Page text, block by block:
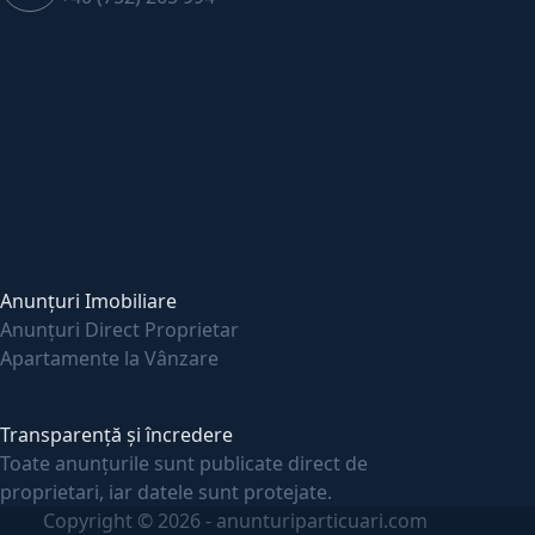
Anunțuri Imobiliare
Anunțuri Direct Proprietar
Apartamente la Vânzare
Transparență și încredere
Toate anunțurile sunt publicate direct de
proprietari, iar datele sunt protejate.
Copyright © 2026 - anunturiparticuari.com